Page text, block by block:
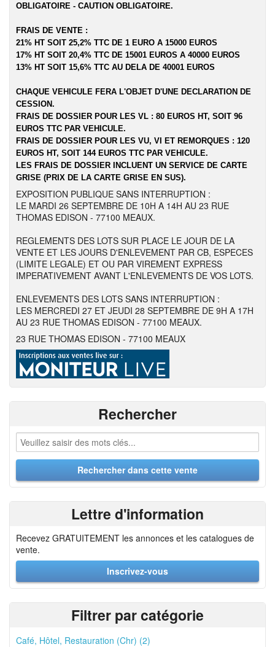
OBLIGATOIRE - CAUTION OBLIGATOIRE.
FRAIS DE VENTE :
21% HT SOIT 25,2% TTC DE 1 EURO A 15000 EUROS
17% HT SOIT 20,4% TTC DE 15001 EUROS A 40000 EUROS
13% HT SOIT 15,6% TTC AU DELA DE 40001 EUROS
CHAQUE VEHICULE FERA L'OBJET D'UNE DECLARATION DE
CESSION.
FRAIS DE DOSSIER POUR LES VL : 80 EUROS HT, SOIT 96
EUROS TTC PAR VEHICULE.
FRAIS DE DOSSIER POUR LES VU, VI ET REMORQUES : 120
EUROS HT, SOIT 144 EUROS TTC PAR VEHICULE.
LES FRAIS DE DOSSIER INCLUENT UN SERVICE DE CARTE
GRISE (PRIX DE LA CARTE GRISE EN SUS).
EXPOSITION PUBLIQUE SANS INTERRUPTION :
LE MARDI 26 SEPTEMBRE DE 10H A 14H AU 23 RUE
THOMAS EDISON - 77100 MEAUX.
REGLEMENTS DES LOTS SUR PLACE LE JOUR DE LA
VENTE ET LES JOURS D'ENLEVEMENT PAR CB, ESPECES
(LIMITE LEGALE) ET OU PAR VIREMENT EXPRESS
IMPERATIVEMENT AVANT L'ENLEVEMENTS DE VOS LOTS.
ENLEVEMENTS DES LOTS SANS INTERRUPTION :
LES MERCREDI 27 ET JEUDI 28 SEPTEMBRE DE 9H A 17H
AU 23 RUE THOMAS EDISON - 77100 MEAUX.
23 RUE THOMAS EDISON - 77100 MEAUX
Rechercher
Lettre d'information
Recevez GRATUITEMENT les annonces et les catalogues de
vente.
Inscrivez-vous
Filtrer par catégorie
Café, Hôtel, Restauration (Chr) (2)